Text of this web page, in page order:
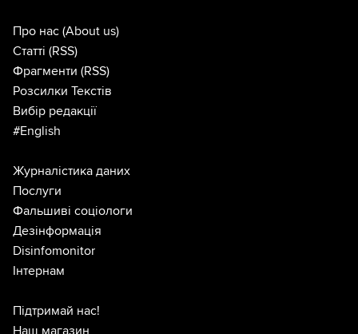
Про нас (About us)
Статті (RSS)
Фрагменти (RSS)
Розсилки Текстів
Вибір редакції
#English
Журналістика даних
Послуги
Фальшиві соціологи
Дезінформація
Disinfomonitor
Інтернам
Підтримай нас!
Наш магазин